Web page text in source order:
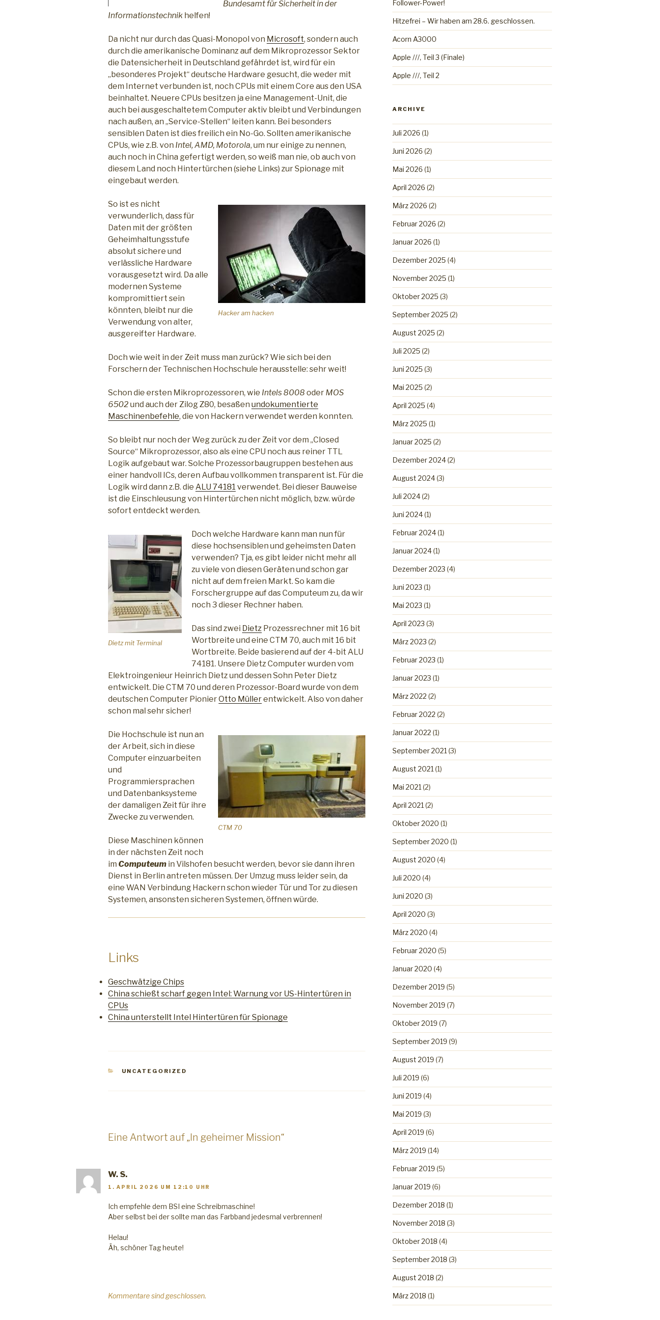
Bundesamt für Sicherheit in der
Informationstechnik helfen!
Da nicht nur durch das Quasi-Monopol von Microsoft, sondern auch
durch die amerikanische Dominanz auf dem Mikroprozessor Sektor
die Datensicherheit in Deutschland gefährdet ist, wird für ein
„besonderes Projekt“ deutsche Hardware gesucht, die weder mit
dem Internet verbunden ist, noch CPUs mit einem Core aus den USA
beinhaltet. Neuere CPUs besitzen ja eine Management-Unit, die
auch bei ausgeschaltetem Computer aktiv bleibt und Verbindungen
nach außen, an „Service-Stellen“ leiten kann. Bei besonders
sensiblen Daten ist dies freilich ein No-Go. Sollten amerikanische
CPUs, wie z.B. von Intel, AMD, Motorola, um nur einige zu nennen,
auch noch in China gefertigt werden, so weiß man nie, ob auch von
diesem Land noch Hintertürchen (siehe Links) zur Spionage mit
eingebaut werden.
Hacker am hacken
So ist es nicht
verwunderlich, dass für
Daten mit der größten
Geheimhaltungsstufe
absolut sichere und
verlässliche Hardware
vorausgesetzt wird. Da alle
modernen Systeme
kompromittiert sein
könnten, bleibt nur die
Verwendung von alter,
ausgereifter Hardware.
Doch wie weit in der Zeit muss man zurück? Wie sich bei den
Forschern der Technischen Hochschule herausstelle: sehr weit!
Schon die ersten Mikroprozessoren, wie Intels 8008 oder MOS
6502und auch der Zilog Z80, besaßen undokumentierte
Maschinenbefehle, die von Hackern verwendet werden konnten.
So bleibt nur noch der Weg zurück zu der Zeit vor dem „Closed
Source“ Mikroprozessor, also als eine CPU noch aus reiner TTL
Logik aufgebaut war. Solche Prozessorbaugruppen bestehen aus
einer handvoll ICs, deren Aufbau vollkommen transparent ist. Für die
Logik wird dann z.B. die ALU 74181 verwendet. Bei dieser Bauweise
ist die Einschleusung von Hintertürchen nicht möglich, bzw. würde
sofort entdeckt werden.
Dietz mit Terminal
Doch welche Hardware kann man nun für
diese hochsensiblen und geheimsten Daten
verwenden? Tja, es gibt leider nicht mehr all
zu viele von diesen Geräten und schon gar
nicht auf dem freien Markt. So kam die
Forschergruppe auf das Computeum zu, da wir
noch 3 dieser Rechner haben.
Das sind zwei DietzProzessrechner mit 16 bit
Wortbreite und eine CTM 70, auch mit 16 bit
Wortbreite. Beide basierend auf der 4-bit ALU
74181. Unsere Dietz Computer wurden vom
Elektroingenieur Heinrich Dietz und dessen Sohn Peter Dietz
entwickelt. Die CTM 70 und deren Prozessor-Board wurde von dem
deutschen Computer PionierOtto Müllerentwickelt. Also von daher
schon mal sehr sicher!
CTM 70
Die Hochschule ist nun an
der Arbeit, sich in diese
Computer einzuarbeiten
und
Programmiersprachen
und Datenbanksysteme
der damaligen Zeit für ihre
Zwecke zu verwenden.
Diese Maschinen können
in der nächsten Zeit noch
im Computeum in Vilshofen besucht werden, bevor sie dann ihren
Dienst in Berlin antreten müssen. Der Umzug muss leider sein, da
eine WAN Verbindung Hackern schon wieder Tür und Tor zu diesen
Systemen, ansonsten sicheren Systemen, öffnen würde.
Links
Geschwätzige Chips
China schießt scharf gegen Intel: Warnung vor US-Hintertüren in
CPUs
China unterstellt Intel Hintertüren für Spionage
KATEGORIEN
UNCATEGORIZED
Eine Antwort auf „In geheimer Mission“
W. S.
1. APRIL 2026 UM 12:10 UHR
Ich empfehle dem BSI eine Schreibmaschine!
Aber selbst bei der sollte man das Farbband jedesmal verbrennen!
Helau!
Äh, schöner Tag heute!
Kommentare sind geschlossen.
Follower-Power!
Hitzefrei – Wir haben am 28.6. geschlossen.
Acorn A3000
Apple ///, Teil 3 (Finale)
Apple ///, Teil 2
ARCHIVE
Juli 2026 (1)
Juni 2026 (2)
Mai 2026 (1)
April 2026 (2)
März 2026 (2)
Februar 2026 (2)
Januar 2026 (1)
Dezember 2025 (4)
November 2025 (1)
Oktober 2025 (3)
September 2025 (2)
August 2025 (2)
Juli 2025 (2)
Juni 2025 (3)
Mai 2025 (2)
April 2025 (4)
März 2025 (1)
Januar 2025 (2)
Dezember 2024(2)
August 2024(3)
Juli 2024(2)
Juni 2024(1)
Februar 2024(1)
Januar 2024(1)
Dezember 2023 (4)
Juni 2023 (1)
Mai 2023 (1)
April 2023 (3)
März 2023 (2)
Februar 2023 (1)
Januar 2023 (1)
März 2022 (2)
Februar 2022 (2)
Januar 2022 (1)
September 2021 (3)
August 2021 (1)
Mai 2021 (2)
April 2021 (2)
Oktober 2020 (1)
September 2020 (1)
August 2020 (4)
Juli 2020 (4)
Juni 2020 (3)
April 2020 (3)
März 2020 (4)
Februar 2020 (5)
Januar 2020 (4)
Dezember 2019 (5)
November 2019 (7)
Oktober 2019 (7)
September 2019 (9)
August 2019 (7)
Juli 2019 (6)
Juni 2019 (4)
Mai 2019 (3)
April 2019 (6)
März 2019 (14)
Februar 2019 (5)
Januar 2019 (6)
Dezember 2018 (1)
November 2018 (3)
Oktober 2018 (4)
September 2018 (3)
August 2018 (2)
März 2018 (1)